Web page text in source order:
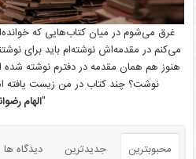
غرق می‌شوم در میان کتاب‌هایی که
می‌کنم در مقدمه‌اش نوشته‌ام باید برای
هنوز هم همان مقدمه در دفترم نوشته شده
نوشت؟ چند کتاب در من زیست
"الهام
محبوبترین جدیدترین دیدگاه ها